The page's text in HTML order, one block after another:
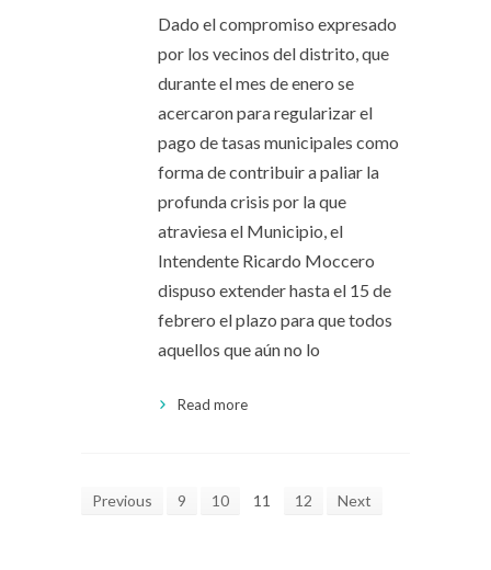
Dado el compromiso expresado
por los vecinos del distrito, que
durante el mes de enero se
acercaron para regularizar el
pago de tasas municipales como
forma de contribuir a paliar la
profunda crisis por la que
atraviesa el Municipio, el
Intendente Ricardo Moccero
dispuso extender hasta el 15 de
febrero el plazo para que todos
aquellos que aún no lo
Read more
Previous 9 10 11 12 Next